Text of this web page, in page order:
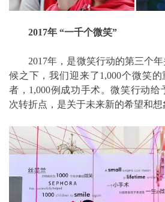
2017年 “一千个微笑”
2017年，是微笑行动的第三个年
候之下，我们迎来了1,000个微笑
者，1,000例成功手术。微笑行动给
次转折点，是关于未来新的希望和想